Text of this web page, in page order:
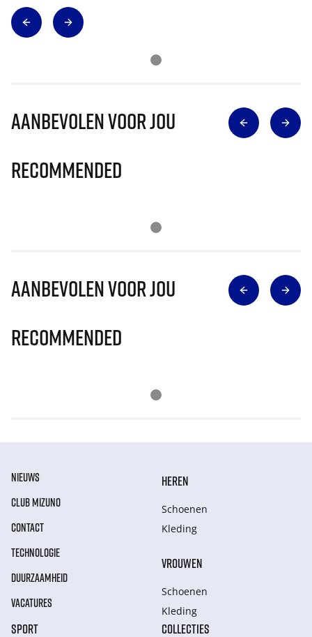
Aanbevolen voor jou
Recommended
Aanbevolen voor jou
Recommended
NIEUWS
CLUB MIZUNO
CONTACT
TECHNOLOGIE
DUURZAAMHEID
VACATURES
HEREN
Schoenen
Kleding
VROUWEN
Schoenen
Kleding
SPORT COLLECTIES